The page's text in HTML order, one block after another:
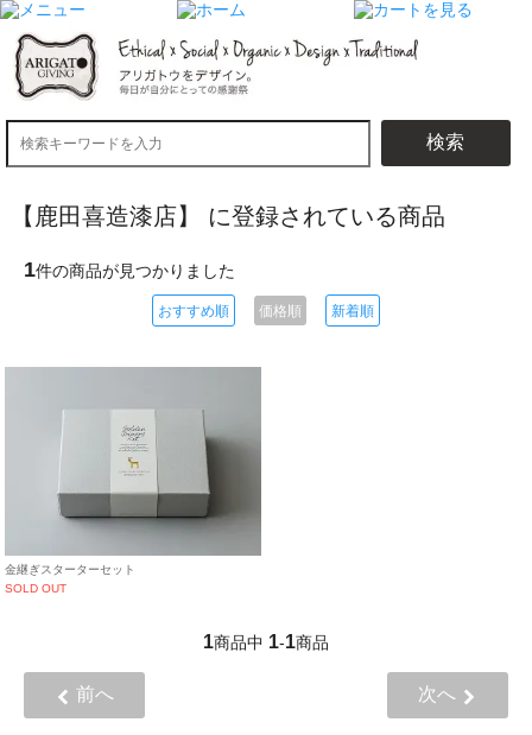
検索
【鹿田喜造漆店】 に登録されている商品
1件の商品が見つかりました
おすすめ順 価格順 新着順
金継ぎスターターセット
SOLD OUT
1商品中 1-1商品
前へ 次へ